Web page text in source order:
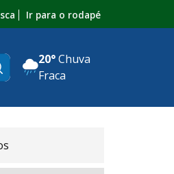
Ir para o rodapé
Pesquisar:
20° Chuva
Fraca